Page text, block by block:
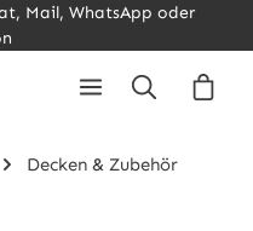
Mail, WhatsApp oder
Decken & Zubehör